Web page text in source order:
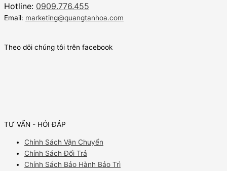
Hotline: 0909.776.455
Email: marketing@quangtanhoa.com
Theo dõi chúng tôi trên facebook
TƯ VẤN - HỎI ĐÁP
Chính Sách Vận Chuyển
Chính Sách Đổi Trả
Chính Sách Bảo Hành Bảo Trì